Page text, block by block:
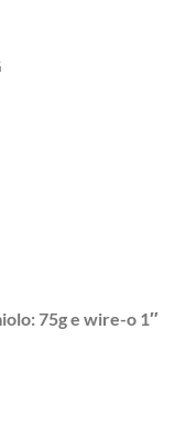
75g e wire-o 1″